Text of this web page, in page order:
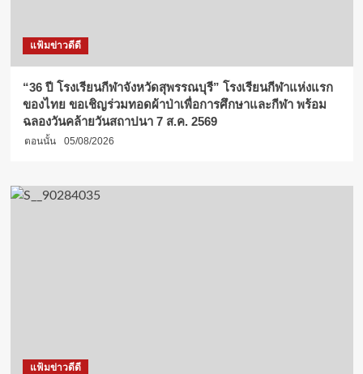
แฟ้มข่าวดีดี
“36 ปี โรงเรียนกีฬาจังหวัดสุพรรณบุรี” โรงเรียนกีฬาแห่งแรก
ของไทย ขอเชิญร่วมทอดผ้าป่าเพื่อการศึกษาและกีฬา พร้อม
ฉลองวันคล้ายวันสถาปนา 7 ส.ค. 2569
ตอนนั้น 05/08/2026
แฟ้มข่าวดีดี